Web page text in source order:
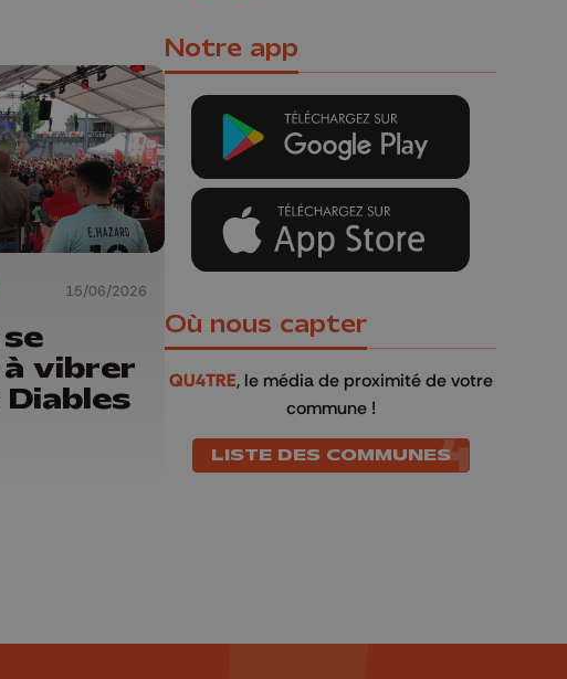
15/06/2026
vibrer
Notre app
Où nous capter
QU4TRE, le média de proximité de votre
commune !
LISTE DES COMMUNES